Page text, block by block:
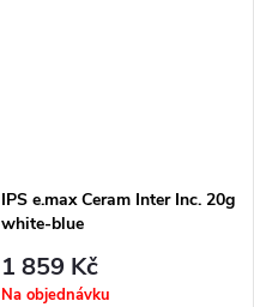
IPS e.max Ceram Inter Inc. 20g
white-blue
1 859 Kč
Na objednávku